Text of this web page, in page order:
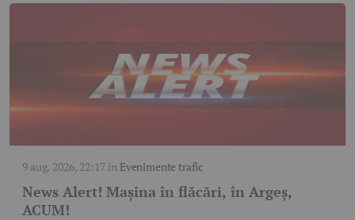
9 aug. 2026, 22:17în Evenimente trafic
News Alert! Mașina în flăcări, în Argeș,
ACUM!